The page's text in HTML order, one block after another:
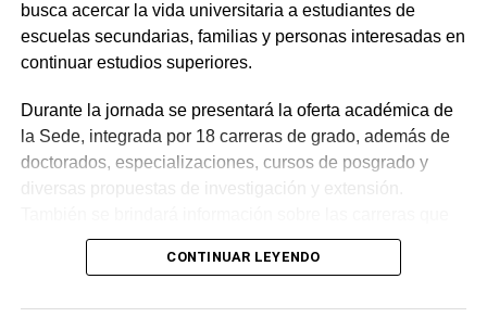
busca acercar la vida universitaria a estudiantes de
escuelas secundarias, familias y personas interesadas en
continuar estudios superiores.
Durante la jornada se presentará la oferta académica de
la Sede, integrada por 18 carreras de grado, además de
doctorados, especializaciones, cursos de posgrado y
diversas propuestas de investigación y extensión.
la UNRN dicta en otras localidades de la provincia, con el
objetivo de mostrar el alcance y la diversidad de la
CONTINUAR LEYENDO